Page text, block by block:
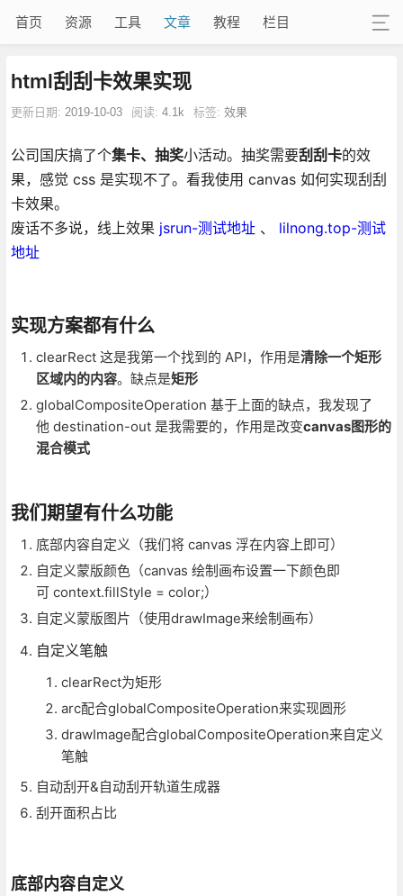
首页 资源 工具 文章 教程 栏目
html刮刮卡效果实现
更新日期: 2019-10-03 阅读: 4.1k 标签: 效果
公司国庆搞了个集卡、抽奖小活动。抽奖需要刮刮卡的效
果，感觉 css 是实现不了。看我使用 canvas 如何实现刮刮
卡效果。
废话不多说，线上效果 jsrun-测试地址、 lilnong.top-测试
地址
实现方案都有什么
clearRect 这是我第一个找到的 API，作用是清除一个矩形
区域内的内容。缺点是矩形
globalCompositeOperation 基于上面的缺点，我发现了
他 destination-out 是我需要的，作用是改变canvas图形的
混合模式
我们期望有什么功能
底部内容自定义（我们将 canvas 浮在内容上即可）
自定义蒙版颜色（canvas 绘制画布设置一下颜色即
可 context.fillStyle = color;）
自定义蒙版图片（使用drawImage来绘制画布）
自定义笔触
clearRect为矩形
arc配合globalCompositeOperation来实现圆形
drawImage配合globalCompositeOperation来自定义
笔触
自动刮开&自动刮开轨道生成器
刮开面积占比
底部内容自定义